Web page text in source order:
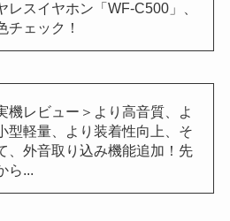
レスイヤホン「WF-C500」、
チェック！
機レビュー＞より高音質、よ
型軽量、より装着性向上、そ
、外音取り込み機能追加！先
ら...